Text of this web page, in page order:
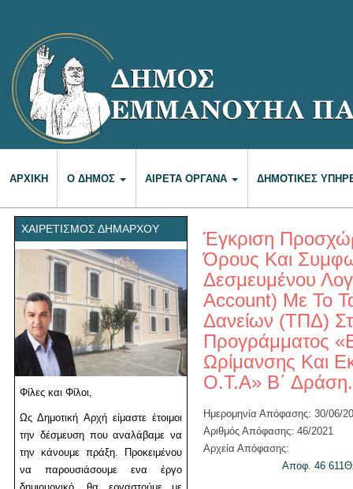
ΑΡΧΙΚΉ Ο ΔΉΜΟΣ ΑΙΡΕΤΆ ΌΡΓΑΝΑ ΔΗΜΟΤΙΚΈΣ
ΧΑΙΡΕΤΙΣΜΌΣ ΔΗΜΆΡΧΟΥ
Φίλες και Φίλοι,
Ως Δημοτική Αρχή είμαστε έτοιμοι
την δέσμευση που αναλάβαμε να
την κάνουμε πράξη. Προκειμένου
να παρουσιάσουμε ενα έργο
Έγκριση
Όρους Και
Δεσμευμένου
Account) Με Το
Δανείων (ΤΠΔ)
Προγράμματος
Ωρίμανσης Και
Ο.Τ.Α» Β΄ Δράση.
Ημερομηνία Απόφασης: 30/06/
Αριθμός Απόφασης: 46/2021
Αρχεία Απόφασης:
Αποφ. 46